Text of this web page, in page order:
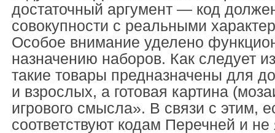
достаточный аргумент — код
совокупности с реальными
Особое внимание уделено
назначению наборов. Как следует
такие товары предназначены для
и взрослых, а готовая картина
игрового смысла». В связи с этим,
соответствуют кодам Перечней и